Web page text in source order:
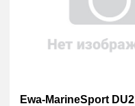
Ewa-MarineSport DU2